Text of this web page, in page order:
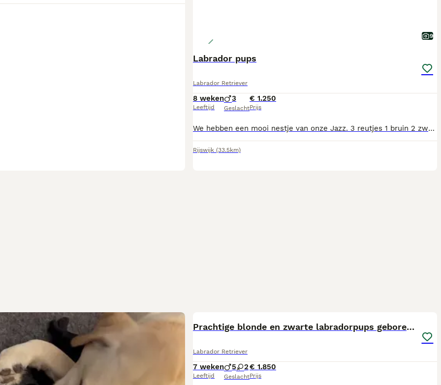
9
Labrador pups
Labrador Retriever
8 weken
Leeftijd
3
Geslacht
€ 1.250
Prijs
We hebben een mooi nestje van onze Jazz. 3 reutjes 1 bruin 2 zwart. Zowel vader als moeder zijn bij ons. Ouders zijn gekeurd op heupen en ellebogen Ze groeien op in huiselijke kring .
Rijswijk (33.5km)
Prachtige blonde en zwarte labradorpups geboren! ♥
Labrador Retriever
7 weken
Leeftijd
5 2
Geslacht
€ 1.850
Prijs